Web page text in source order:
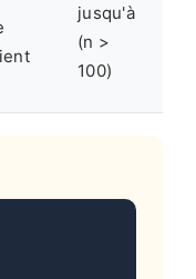
jusqu'à
(n >
100)